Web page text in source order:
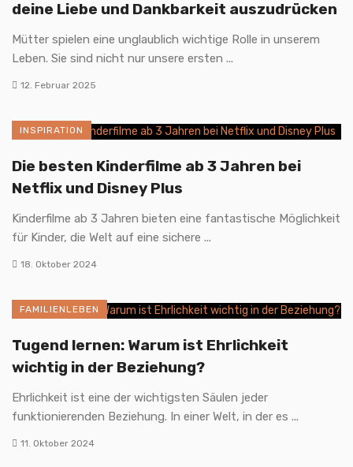
deine Liebe und Dankbarkeit auszudrücken
Mütter spielen eine unglaublich wichtige Rolle in unserem
Leben. Sie sind nicht nur unsere ersten ...
12. Februar 2025
INSPIRATION
Die besten Kinderfilme ab 3 Jahren bei
Netflix und Disney Plus
Kinderfilme ab 3 Jahren bieten eine fantastische Möglichkeit
für Kinder, die Welt auf eine sichere ...
18. Oktober 2024
FAMILIENLEBEN
Tugend lernen: Warum ist Ehrlichkeit
wichtig in der Beziehung?
Ehrlichkeit ist eine der wichtigsten Säulen jeder
funktionierenden Beziehung. In einer Welt, in der es ...
11. Oktober 2024